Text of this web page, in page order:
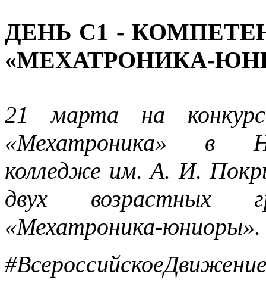
ДЕНЬ С1 -
«МЕХАТРОНИКА-
21 марта на
«Мехатроника» в
колледже им. А. И.
двух возрастных
«Мехатроника-юниоры».